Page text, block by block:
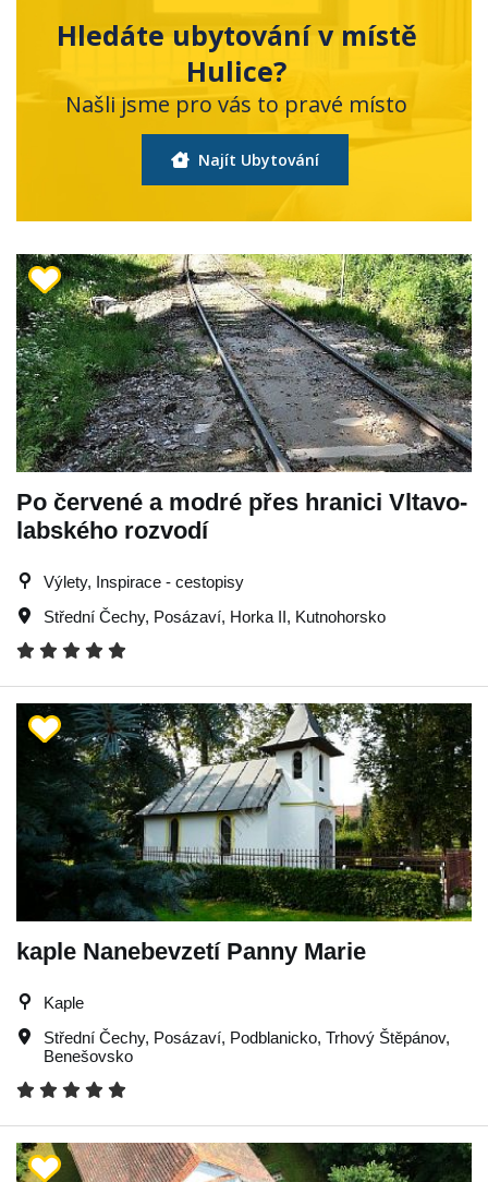
Hledáte ubytování v místě
Hulice?
Našli jsme pro vás to pravé místo
Najít Ubytování
Po červené a modré přes hranici Vltavo-
labského rozvodí
Výlety, Inspirace - cestopisy
Střední Čechy, Posázaví, Horka II, Kutnohorsko
kaple Nanebevzetí Panny Marie
Kaple
Střední Čechy, Posázaví, Podblanicko, Trhový Štěpánov,
Benešovsko